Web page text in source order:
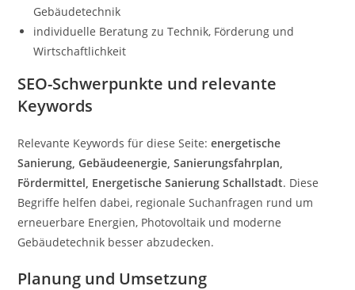
Gebäudetechnik
individuelle Beratung zu Technik, Förderung und
Wirtschaftlichkeit
SEO-Schwerpunkte und relevante
Keywords
Relevante Keywords für diese Seite:energetische
Sanierung, Gebäudeenergie, Sanierungsfahrplan,
Fördermittel, Energetische Sanierung Schallstadt. Diese
Begriffe helfen dabei, regionale Suchanfragen rund um
erneuerbare Energien, Photovoltaik und moderne
Gebäudetechnik besser abzudecken.
Planung und Umsetzung